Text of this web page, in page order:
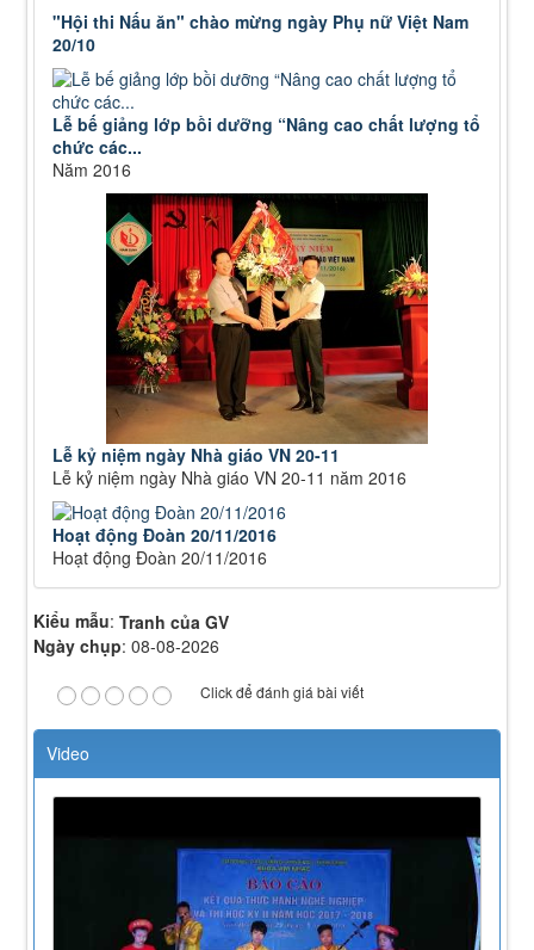
"Hội thi Nấu ăn" chào mừng ngày Phụ nữ Việt Nam
20/10
Lễ bế giảng lớp bồi dưỡng “Nâng cao chất lượng tổ
chức các...
Năm 2016
Lễ kỷ niệm ngày Nhà giáo VN 20-11
Lễ kỷ niệm ngày Nhà giáo VN 20-11 năm 2016
Hoạt động Đoàn 20/11/2016
Hoạt động Đoàn 20/11/2016
Kiểu mẫu:Tranh của GV
Ngày chụp:08-08-2026
Click để đánh giá bài viết
Video